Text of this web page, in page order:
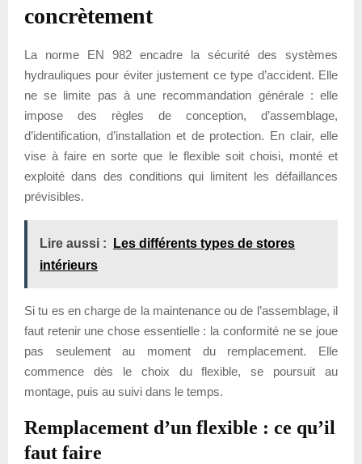
concrètement
La norme EN 982 encadre la sécurité des systèmes
hydrauliques pour éviter justement ce type d’accident. Elle
ne se limite pas à une recommandation générale : elle
impose des règles de conception, d’assemblage,
d’identification, d’installation et de protection. En clair, elle
vise à faire en sorte que le flexible soit choisi, monté et
exploité dans des conditions qui limitent les défaillances
prévisibles.
Lire aussi :
Les différents types de stores
intérieurs
Si tu es en charge de la maintenance ou de l’assemblage, il
faut retenir une chose essentielle : la conformité ne se joue
pas seulement au moment du remplacement. Elle
commence dès le choix du flexible, se poursuit au
montage, puis au suivi dans le temps.
Remplacement d’un flexible : ce qu’il
faut faire